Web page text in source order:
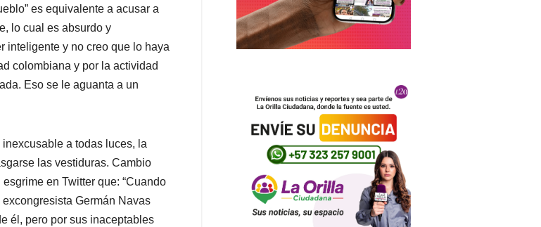
es equivalente a acusar a
lo cual es absurdo y
inteligente y no creo que lo haya
colombiana y por la actividad
Eso se le aguanta a un
a todas luces, la
las vestiduras. Cambio
en Twitter que: “Cuando
Germán Navas
él, pero por sus inaceptables